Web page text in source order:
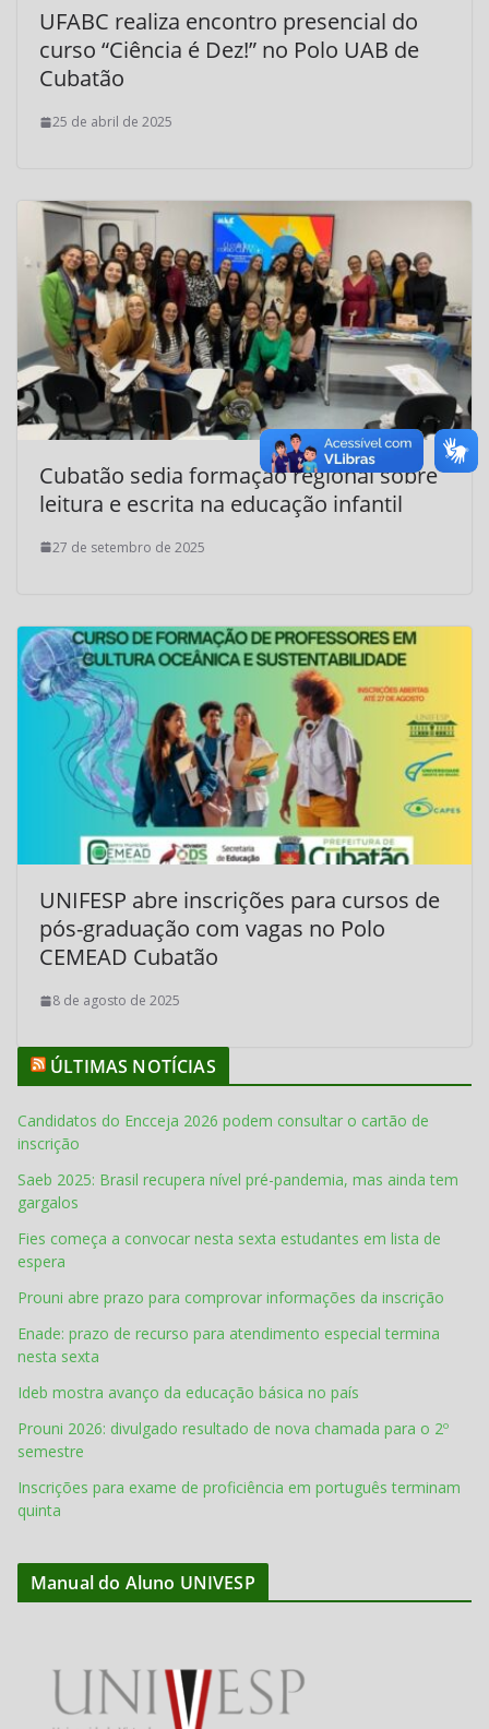
UFABC realiza encontro presencial do
curso “Ciência é Dez!” no Polo UAB de
Cubatão
25 de abril de 2025
Cubatão sedia formação regional sobre
leitura e escrita na educação infantil
27 de setembro de 2025
UNIFESP abre inscrições para cursos de
pós-graduação com vagas no Polo
CEMEAD Cubatão
8 de agosto de 2025
ÚLTIMAS NOTÍCIAS
Candidatos do Encceja 2026 podem consultar o cartão de
inscrição
Saeb 2025: Brasil recupera nível pré-pandemia, mas ainda tem
gargalos
Fies começa a convocar nesta sexta estudantes em lista de
espera
Prouni abre prazo para comprovar informações da inscrição
Enade: prazo de recurso para atendimento especial termina
nesta sexta
Ideb mostra avanço da educação básica no país
Prouni 2026: divulgado resultado de nova chamada para o 2º
semestre
Inscrições para exame de proficiência em português terminam
quinta
Manual do Aluno UNIVESP